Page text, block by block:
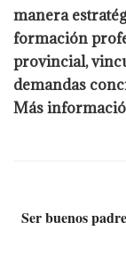
manera
formación
provincial,
demandas
Más
Ser buenos